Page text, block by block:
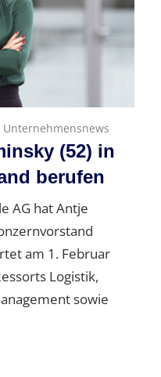
Unternehmensnews
(52) in
berufen
AG hat Antje
am 1. Februar
Logistik,
sowie